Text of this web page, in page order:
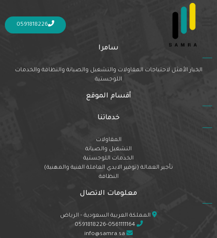
0591818226
Nothing Found
It seems we can’t find what you’re looking for. Perhaps searching can help.
سامرا
الخيار الأمثل لاحتياجات المقاولات والتشغيل والصيانة والنظافة والخدمات
اللوجستية
أقسام الموقع
خدماتنا
المقاولات
التشغيل والصيانة
الخدمات اللوجستية
تأجير العمالة (توفير الايدي العاملة الفنية والمهنية)
النظافة
معلومات الاتصال
المملكة العربية السعودية - الرياض
0591818226-0561111164
info@samra.sa